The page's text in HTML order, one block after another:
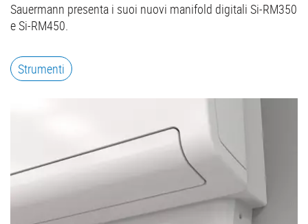
Sauermann presenta i suoi nuovi manifold digitali Si-RM350
e Si-RM450.
Strumenti